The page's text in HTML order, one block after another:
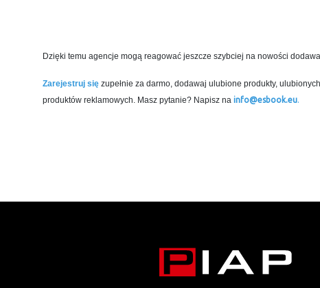
Dzięki temu agencje mogą reagować jeszcze szybciej na nowości
Zarejestruj się zupełnie za darmo, dodawaj ulubione produkty,
produktów reklamowych. Masz pytanie? Napisz na info@esbook.eu.